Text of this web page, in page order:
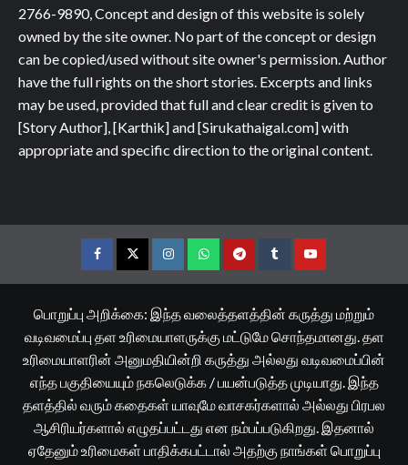
2766-9890, Concept and design of this website is solely
owned by the site owner. No part of the concept or design
can be copied/used without site owner's permission. Author
have the full rights on the short stories. Excerpts and links
may be used, provided that full and clear credit is given to
[Story Author], [Karthik] and [Sirukathaigal.com] with
appropriate and specific direction to the original content.
FacebookTwitterInstagramWhatsappTelegramTumblrYouTube
பொறுப்பு அறிக்கை: இந்த வலைத்தளத்தின் கருத்து மற்றும்
வடிவமைப்பு தள உரிமையாளருக்கு மட்டுமே சொந்தமானது. தள
உரிமையாளரின் அனுமதியின்றி கருத்து அல்லது வடிவமைப்பின்
எந்த பகுதியையும் நகலெடுக்க / பயன்படுத்த முடியாது. இந்த
தளத்தில் வரும் கதைகள் யாவுமே வாசகர்களால் அல்லது பிரபல
ஆசிரியர்களால் எழுதப்பட்டது என நம்பப்படுகிறது. இதனால்
ஏதேனும் உரிமைகள் பாதிக்கபட்டால் அதற்கு நாங்கள் பொறுப்பு